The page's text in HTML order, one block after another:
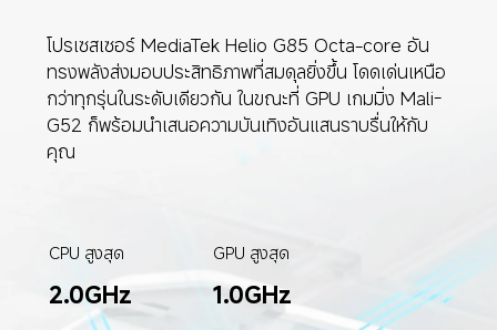
โปรเซสเซอร์ MediaTek Helio G85 Octa-core อัน
ทรงพลังส่งมอบประสิทธิภาพที่สมดุลยิ่งขึ้น โดดเด่นเหนือ
กว่าทุกรุ่นในระดับเดียวกัน ในขณะที่ GPU เกมมิ่ง Mali-
G52 ก็พร้อมนำเสนอความบันเทิงอันแสนราบรื่นให้กับ
คุณ
CPU สูงสุด GPU สูงสุด
2.0GHz 1.0GHz